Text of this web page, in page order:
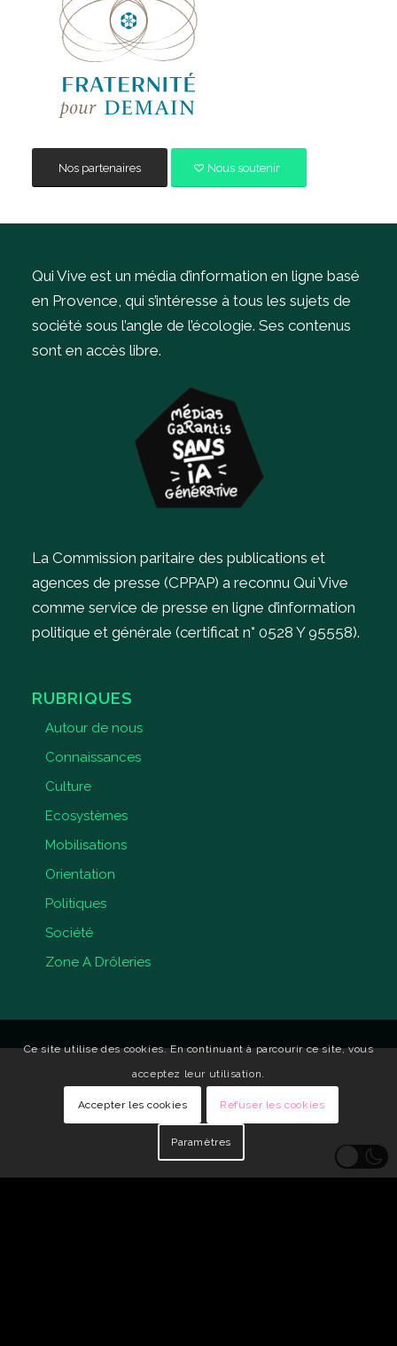
Nos partenaires Nous soutenir
Qui Vive est un média d’information en ligne basé
en Provence, qui s’intéresse à tous les sujets de
société sous l’angle de l’écologie. Ses contenus
sont en accès libre.
La Commission paritaire des publications et
agences de presse (CPPAP) a reconnu Qui Vive
comme service de presse en ligne d’information
politique et générale (certificat n° 0528 Y 95558).
RUBRIQUES
Autour de nous
Connaissances
Culture
Ecosystèmes
Mobilisations
Orientation
Politiques
Société
Zone A Drôleries
Ce site utilise des cookies. En continuant à parcourir ce site, vous
acceptez leur utilisation.
Accepter les cookies Refuser les cookies
Paramètres